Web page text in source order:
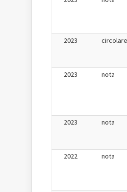
2023 circolare
2023 nota
2023 nota
2022 nota